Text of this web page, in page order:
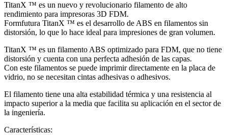
TitanX ™ es un nuevo y revolucionario filamento de alto
rendimiento para impresoras 3D FDM.
Formfutura TitanX ™ es el desarrollo de ABS en filamentos sin
distorsión, lo que lo hace ideal para impresiones de gran volumen.
TitanX ™ es un filamento ABS optimizado para FDM, que no tiene
distorsión y cuenta con una perfecta adhesión de las capas.
Con este filamentos se puede imprimir directamente en la placa de
vidrio, no se necesitan cintas adhesivas o adhesivos.
El filamento tiene una alta estabilidad térmica y una resistencia al
impacto superior a la media que facilita su aplicación en el sector de
la ingeniería.
Características: